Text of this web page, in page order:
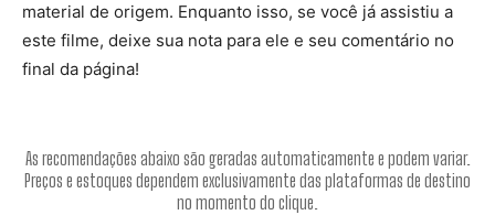
material de origem. Enquanto isso, se você já assistiu a
este filme, deixe sua nota para ele e seu comentário no
final da página!
As recomendações abaixo são geradas automaticamente e podem variar.
Preços e estoques dependem exclusivamente das plataformas de destino
no momento do clique.